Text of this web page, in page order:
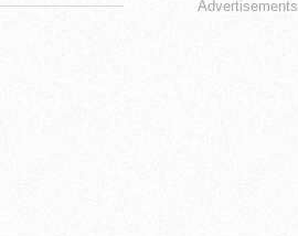
Advertisements